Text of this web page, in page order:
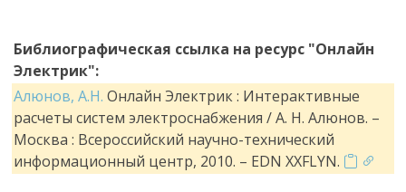
Библиографическая ссылка на ресурс "Онлайн
Электрик":
Алюнов, А.Н. Онлайн Электрик : Интерактивные
расчеты систем электроснабжения / А. Н. Алюнов. –
Москва : Всероссийский научно-технический
информационный центр, 2010. – EDN XXFLYN.